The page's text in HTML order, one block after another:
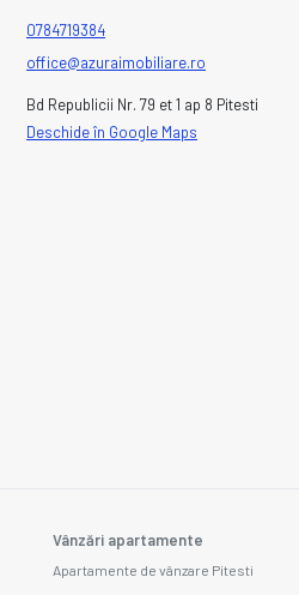
0784719384
office@azuraimobiliare.ro
Bd Republicii Nr. 79 et 1 ap 8 Pitesti
Deschide în Google Maps
Vânzări apartamente
Apartamente de vânzare Pitesti